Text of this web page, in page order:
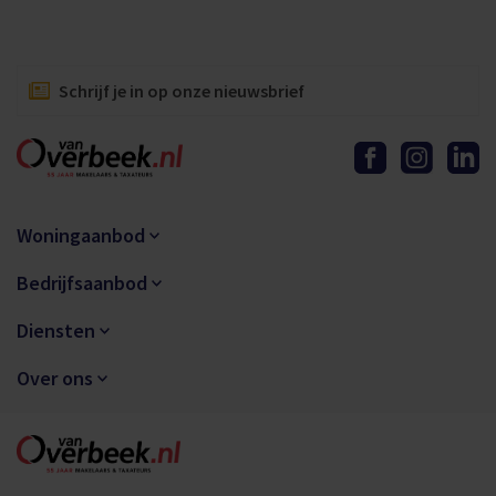
Schrijf je in op onze nieuwsbrief
Woningaanbod
Bedrijfsaanbod
Diensten
Over ons